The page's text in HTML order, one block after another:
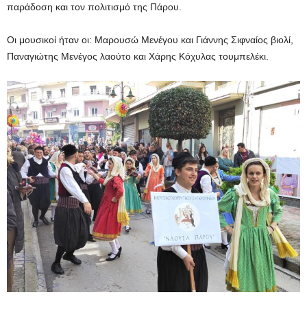
παράδοση και τον πολιτισμό της Πάρου.
Οι μουσικοί ήταν οι: Μαρουσώ Μενέγου και Γιάννης Σιφναίος βιολί,
Παναγιώτης Μενέγος λαούτο και Χάρης Κόχυλας τουμπελέκι.